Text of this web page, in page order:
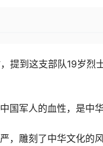
提到这支部队19岁烈
国军人的血性，是中
，雕刻了中华文化的